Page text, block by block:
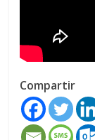
Compartir